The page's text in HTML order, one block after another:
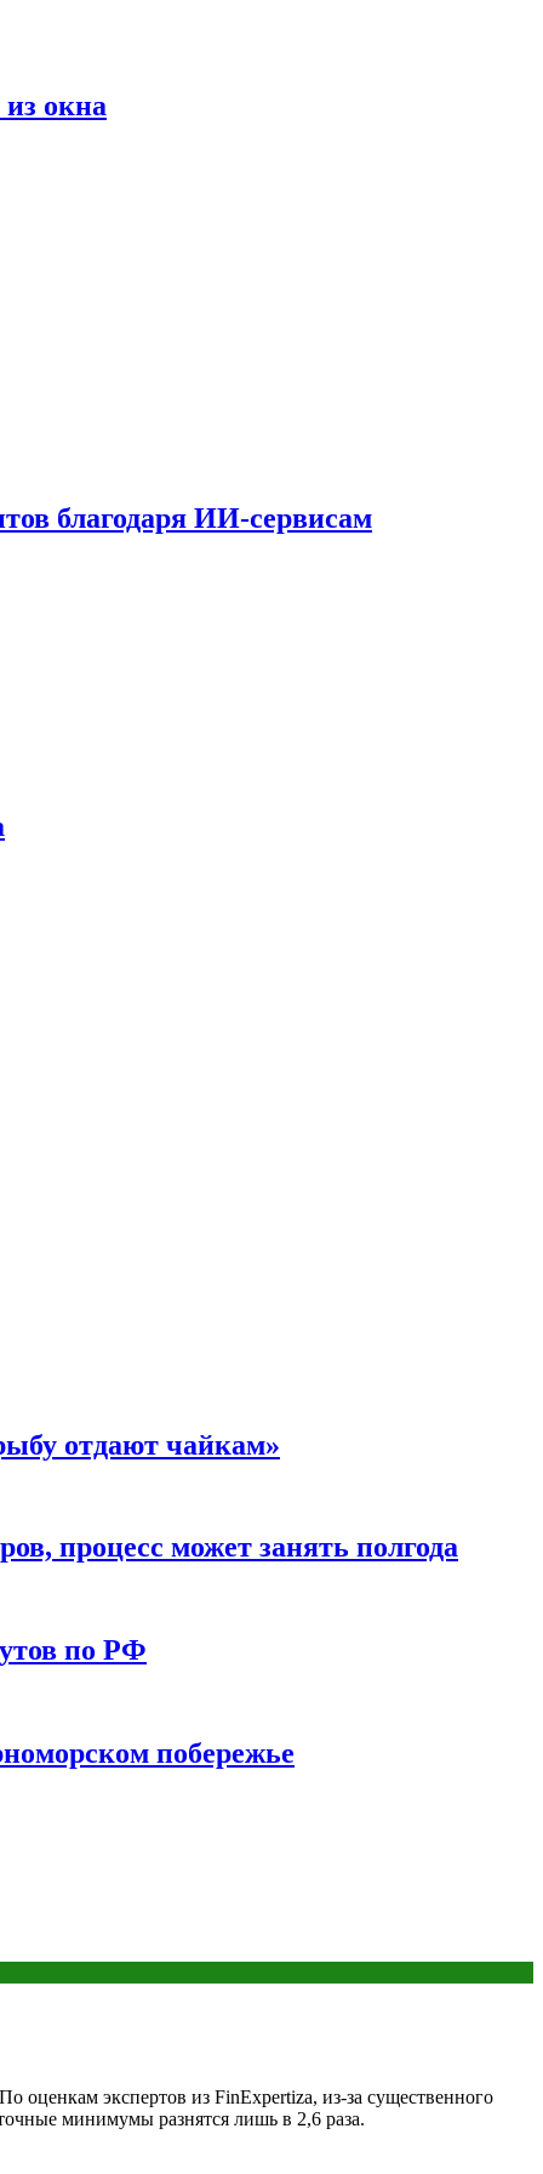
окна
благодаря ИИ-сервисам
отдают чайкам»
процесс может занять полгода
по РФ
побережье
экспертов из FinExpertiza, из-за существенного
минимумы разнятся лишь в 2,6 раза.